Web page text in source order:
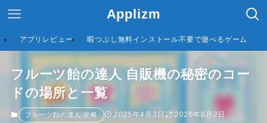
Applizm
アプリレビュー 暇つぶし無料インストール不要で遊べるゲーム
フルーツ飴の達人 自販機の秘密のコー
ドの場所と一覧
フルーツ飴の達人 攻略 2025年4月3日 2026年8月2日